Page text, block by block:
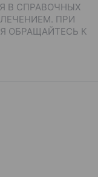
В СПРАВОЧНЫХ
ПРИ
ОБРАЩАЙТЕСЬ К